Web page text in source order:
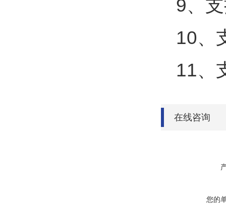
9、
10、
11、
在线咨询
您的